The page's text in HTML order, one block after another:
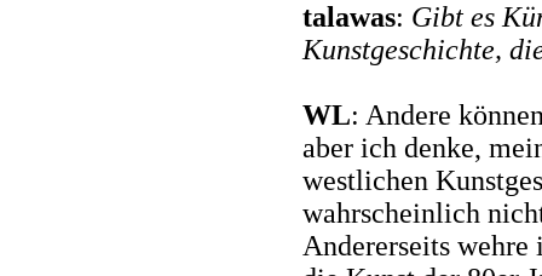
talawas: Gibt es
Kunstgeschichte,
WL: Andere
aber ich denke,
westlichen
wahrscheinlich
Andererseits wehre